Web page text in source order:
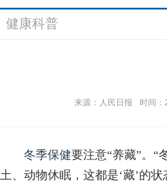
健康科普
来源：人民日报 时间
冬季保健要注意“养藏”。“
土、动物休眠，这都是‘藏’的